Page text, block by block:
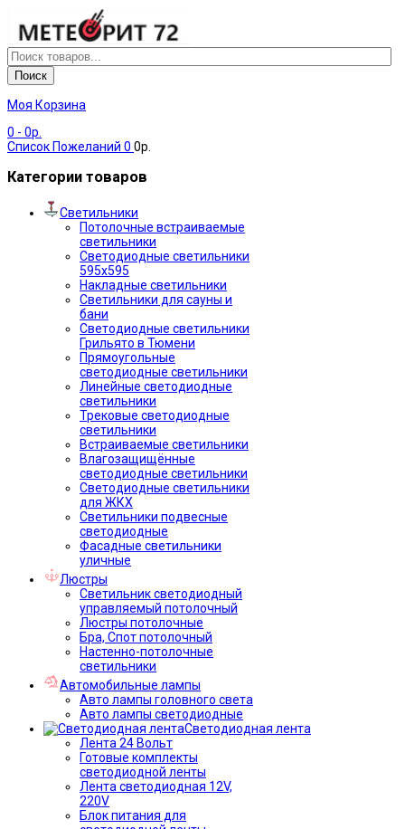
Поиск
Моя Корзина
0 - 0р.
Список Пожеланий 0 0р.
Категории товаров
Светильники
Потолочные встраиваемые
светильники
Светодиодные светильники
595х595
Накладные светильники
Светильники для сауны и
бани
Светодиодные светильники
Грильято в Тюмени
Прямоугольные
светодиодные светильники
Линейные светодиодные
светильники
Трековые светодиодные
светильники
Встраиваемые светильники
Влагозащищённые
светодиодные светильники
Светодиодные светильники
для ЖКХ
Светильники подвесные
светодиодные
Фасадные светильники
уличные
Люстры
Светильник светодиодный
управляемый потолочный
Люстры потолочные
Бра, Спот потолочный
Настенно-потолочные
светильники
Автомобильные лампы
Авто лампы головного света
Авто лампы светодиодные
Светодиодная лента
Лента 24 Вольт
Готовые комплекты
светодиодной ленты
Лента светодиодная 12V,
220V
Блок питания для